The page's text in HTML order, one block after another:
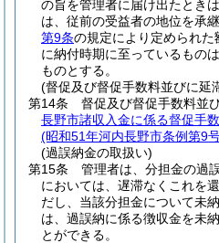
の旨を管理者に届け出たとき
は、従前の受益者の地位を承
第9条の規定により定められ
に納付時期に至っているもの
ものとする。
(督促及び督促手数料並びに延
第14条
督促及び督促手数料並
長野市諸収入金に係る督促手
(昭和51年河内長野市条例第9
(過誤納金の取扱い)
第15条
管理者は、分担金の過
においては、遅滞なくこれを
だし、当該分担金について未
は、過誤納に係る徴収金を未
とができる。